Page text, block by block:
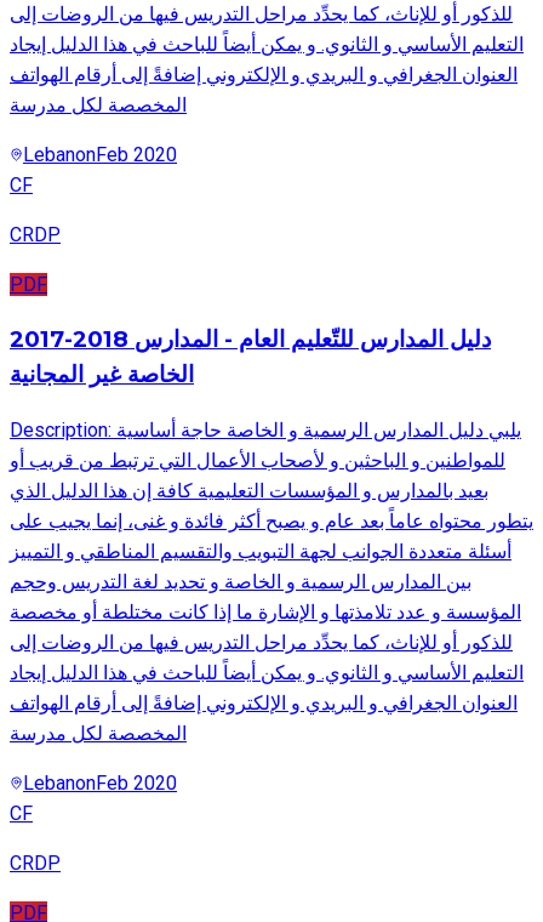
للذكور أو للإناث، كما يحدِّد مراحل التدريس فيها من الروضات إلى
التعليم الأساسي و الثانوي. و يمكن أيضاً للباحث في هذا الدليل إيجاد
العنوان الجغرافي و البريدي و الإلكتروني إضافةً إلى أرقام الهواتف
المخصصة لكل مدرسة
LebanonFeb 2020
CF
CRDP
PDF
2017-2018 دليل المدارس للتّعليم العام - المدارس
الخاصة غير المجانية
Description: يلبي دليل المدارس الرسمية و الخاصة حاجة أساسية
للمواطنين و الباحثين و لأصحاب الأعمال التي ترتبط من قريب أو
بعيد بالمدارس و المؤسسات التعليمية كافة إن هذا الدليل الذي
يتطور محتواه عاماً بعد عام و يصبح أكثر فائدة و غنى، إنما يجيب على
أسئلة متعددة الجوانب لجهة التبويب والتقسيم المناطقي و التمييز
بين المدارس الرسمية و الخاصة و تحديد لغة التدريس وحجم
المؤسسة و عدد تلامذتها و الإشارة ما إذا كانت مختلطة أو مخصصة
للذكور أو للإناث، كما يحدِّد مراحل التدريس فيها من الروضات إلى
التعليم الأساسي و الثانوي. و يمكن أيضاً للباحث في هذا الدليل إيجاد
العنوان الجغرافي و البريدي و الإلكتروني إضافةً إلى أرقام الهواتف
المخصصة لكل مدرسة
LebanonFeb 2020
CF
CRDP
PDF